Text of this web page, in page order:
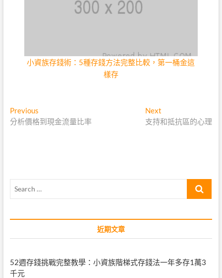
小資族存錢術：5種存錢方法完整比較，第一桶金這
樣存
文
章
PreviousPrevious
post:
分析價格到現金流量比率
Next
post:
支持和抵抗區的心理
Search
近期文章
52週存錢挑戰完整教學：小資族階梯式存錢法一年多存1萬3
千元